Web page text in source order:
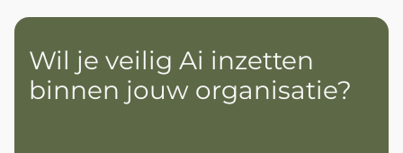
Wil je veilig Ai inzetten
binnen jouw organisatie?